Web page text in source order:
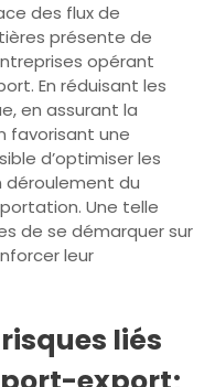
des flux de
présente de
opérant
En réduisant les
en assurant la
favorisant une
d’optimiser les
du
Une telle
de se démarquer sur
leur
liés